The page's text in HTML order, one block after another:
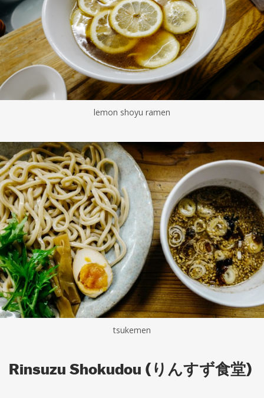
lemon shoyu ramen
tsukemen
Rinsuzu Shokudou (りんすず食堂)